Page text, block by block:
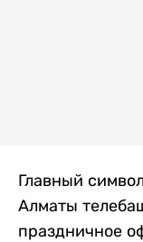
Главный
Алматы
праздничное